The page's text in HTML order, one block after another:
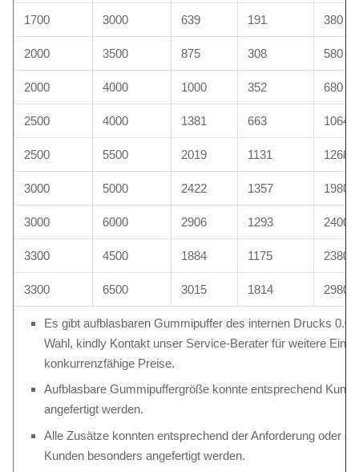
1700 3000 639 191 380
2000 3500 875 308 580
2000 4000 1000 352 680
2500 4000 1381 663 1064
2500 5500 2019 1131 1268
3000 5000 2422 1357 1980
3000 6000 2906 1293 2400
3300 4500 1884 1175 2380
3300 6500 3015 1814 2980
Es gibt aufblasbaren Gummipuffer des internen Drucks
Wahl, kindly Kontakt unser Service-Berater für weitere
konkurrenzfähige Preise.
Aufblasbare Gummipuffergröße konnte entsprechend
angefertigt werden.
Alle Zusätze konnten entsprechend der Anforderung oder
Kunden besonders angefertigt werden.